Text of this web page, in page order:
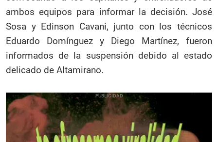
ambos equipos para informar la decisión. José
Sosa y Edinson Cavani, junto con los técnicos
Eduardo Domínguez y Diego Martínez, fueron
informados de la suspensión debido al estado
delicado de Altamirano.